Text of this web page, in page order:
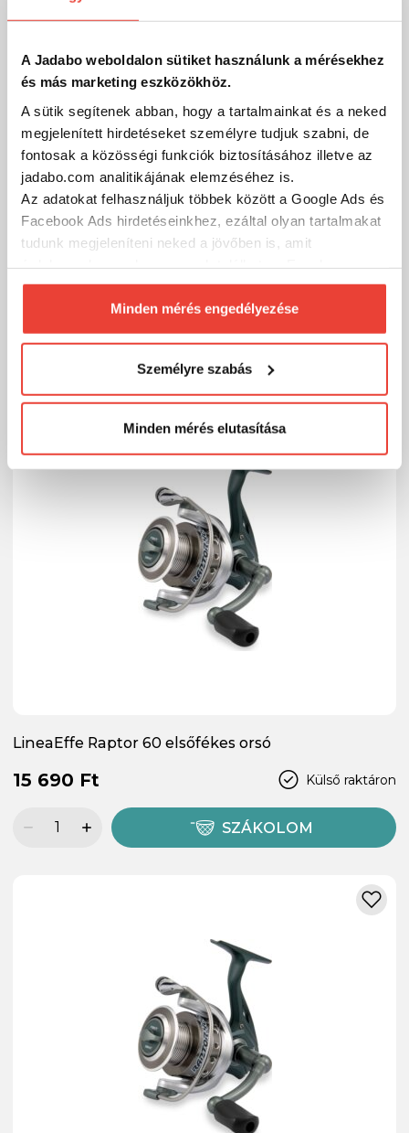
A Jadabo weboldalon sütiket használunk a mérésekhez
és más marketing eszközökhöz.
A sütik segítenek abban, hogy a tartalmainkat és a neked
megjelenített hirdetéseket személyre tudjuk szabni, de
fontosak a közösségi funkciók biztosításához illetve az
jadabo.com analitikájának elemzéséhez is.
Az adatokat felhasználjuk többek között a Google Ads és
Facebook Ads hirdetéseinkhez, ezáltal olyan tartalmakat
tudunk megjeleníteni neked a jövőben is, amit
biztosításához arra kérünk, hogy engedd meg
számunkra minden mérés használatát.
Természetesensoha semmilyen formában nem fogunk
megváltoztathatod a döntésed ezzel kapcsolatban.
Előre is köszönjük!
Minden mérés engedélyezése
Személyre szabás
Minden mérés elutasítása
LineaEffe Vigor Boost 70 elsőfékes orsó
Raktáron
11 650 Ft
SZÁKOLOM
LineaEffe Raptor 60 elsőfékes orsó
Külső raktáron
15 690 Ft
SZÁKOLOM